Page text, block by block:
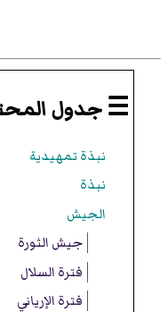
☰ جدول
نبذة تمهيدية
نبذة
الجيش
جيش الثورة
فترة السلال
فترة الإرياني